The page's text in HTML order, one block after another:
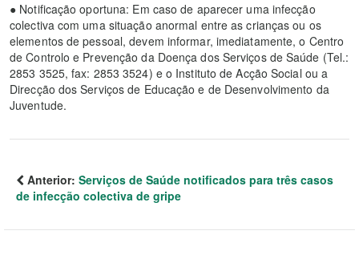
● Notificação oportuna: Em caso de aparecer uma infecção
colectiva com uma situação anormal entre as crianças ou os
elementos de pessoal, devem informar, imediatamente, o Centro
de Controlo e Prevenção da Doença dos Serviços de Saúde (Tel.:
2853 3525, fax: 2853 3524) e o Instituto de Acção Social ou a
Direcção dos Serviços de Educação e de Desenvolvimento da
Juventude.
Anterior: Serviços de Saúde notificados para três casos
de infecção colectiva de gripe